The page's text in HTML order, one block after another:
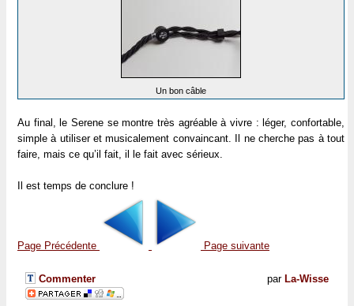
Un bon câble
Au final, le Serene se montre très agréable à vivre : léger, confortable,
simple à utiliser et musicalement convaincant. Il ne cherche pas à tout
faire, mais ce qu’il fait, il le fait avec sérieux.
Il est temps de conclure !
Page Précédente Page suivante
par La-Wisse
Commenter